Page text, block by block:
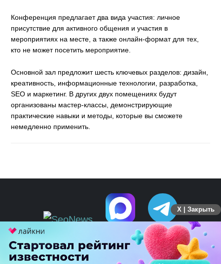
Конференция предлагает два вида участия: личное
присутствие для активного общения и участия в
мероприятиях на месте, а также онлайн-формат для тех,
кто не может посетить мероприятие.
Основной зал предложит шесть ключевых разделов: дизайн,
креативность, информационные технологии, разработка,
SEO и маркетинг. В других двух помещениях будут
организованы мастер-классы, демонстрирующие
практические навыки и методы, которые вы сможете
немедленно применить.
X | Закрыть
ПЕРЕЙТИ НА ПОЛНУЮ ВЕРСИЮ
© SEOnews.ru Все права защищены. 2026